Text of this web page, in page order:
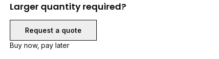
Larger quantity required?
Request a quote
Buy now, pay later